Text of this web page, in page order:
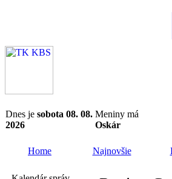
Dnes je sobota 08. 08.
2026
Meniny má
Oskár
Home Najnovšie